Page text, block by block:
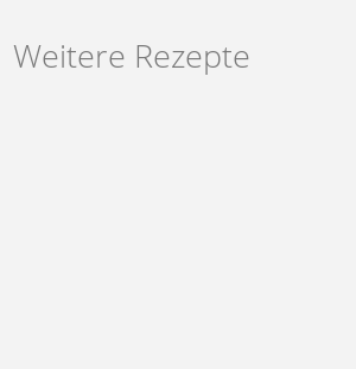
Weitere Rezepte